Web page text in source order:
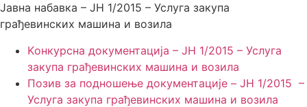
Јавна набавка – ЈН 1/2015 – Услуга закупа
Kонкурсна документација – ЈН 1/2015 – Услуга
закупа грађевинских машина и возила
Позив за подношење документације – JН 1/2015 –
Услуга закупа грађевинских машина и возила